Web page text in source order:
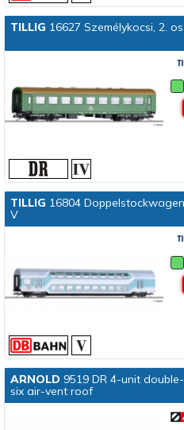
TILLIG 16627 Személykocsi, 2.
TILLIG 16804
V
ARNOLD 9519 DR 4-unit
six air-vent roof